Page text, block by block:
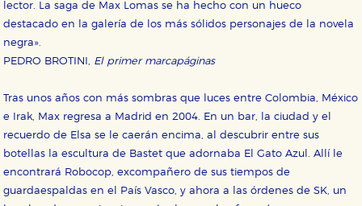
lector. La saga de Max Lomas se ha hecho con un hueco
destacado en la galería de los más sólidos personajes de la novela
negra».
PEDRO BROTINI, El primer marcapáginas
Tras unos años con más sombras que luces entre Colombia, México
e Irak, Max regresa a Madrid en 2004. En un bar, la ciudad y el
recuerdo de Elsa se le caerán encima, al descubrir entre sus
botellas la escultura de Bastet que adornaba El Gato Azul. Allí le
encontrará Robocop, excompañero de sus tiempos de
guardaespaldas en el País Vasco, y ahora a las órdenes de SK, un